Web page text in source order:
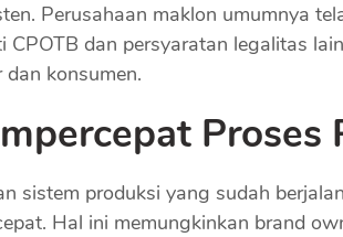
Perusahaan maklon umumnya
CPOTB dan persyaratan legalitas
dan konsumen.
Proses
sistem produksi yang sudah
Hal ini memungkinkan brand